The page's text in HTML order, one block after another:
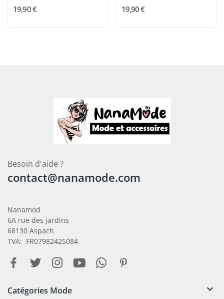
19,90 € 19,90 €
Besoin d'aide ?
contact@nanamode.com
Nanamod
6A rue des jardins
68130 Aspach
TVA: FR07982425084
Catégories Mode 